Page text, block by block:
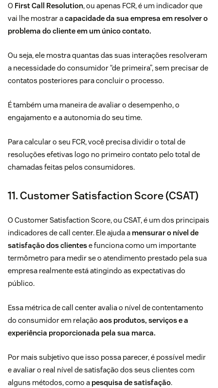
O First Call Resolution, ou apenas FCR, é um indicador que
vai lhe mostrar acapacidade da sua empresa em resolver o
problema do cliente em um único contato.
Ou seja, ele mostra quantas das suas interações resolveram
a necessidade do consumidor “de primeira”, sem precisar de
contatos posteriores para concluir o processo.
É também uma maneira de avaliar o desempenho, o
engajamento e a autonomia do seu time.
Para calcular o seu FCR, você precisa dividir o total de
resoluções efetivas logo no primeiro contato pelo total de
chamadas feitas pelos consumidores.
11. Customer Satisfaction Score (CSAT)
O Customer Satisfaction Score, ou CSAT, é um dos principais
indicadores de call center. Ele ajuda a mensurar o nível de
satisfação dos clientese funciona como um importante
termômetro para medir se o atendimento prestado pela sua
empresa realmente está atingindo as expectativas do
público.
Essa métrica de call center avalia o nível de contentamento
do consumidor em relação aos produtos, serviços e a
experiência proporcionada pela sua marca.
Por mais subjetivo que isso possa parecer, é possível medir
e avaliar o real nível de satisfação dos seus clientes com
alguns métodos, como a pesquisa de satisfação.